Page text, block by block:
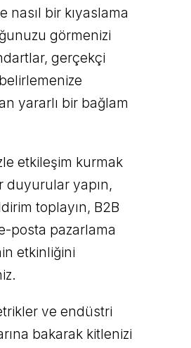
nasıl bir kıyaslama
görmenizi
gerçekçi
yararlı bir bağlam
etkileşim kurmak
duyurular yapın,
toplayın, B2B
posta pazarlama
etkinliğini
ve endüstri
bakarak kitlenizi